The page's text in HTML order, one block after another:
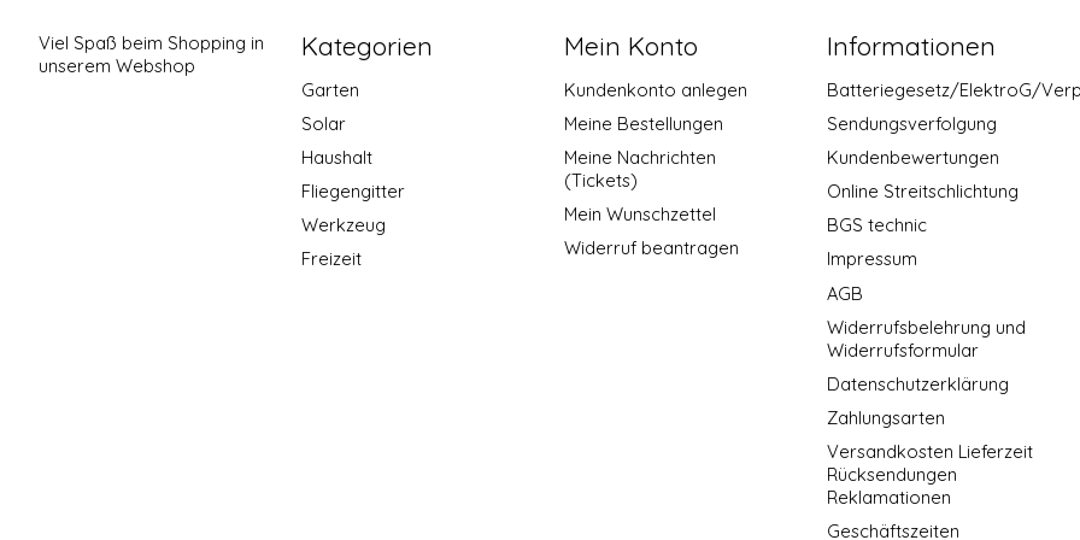
Viel Spaß beim Shopping in
unserem Webshop
Kategorien
Garten
Solar
Haushalt
Fliegengitter
Werkzeug
Freizeit
Mein Konto
Kundenkonto anlegen
Meine Bestellungen
Meine Nachrichten
(Tickets)
Mein Wunschzettel
Widerruf beantragen
Informationen
Batteriegesetz/ElektroG/
Sendungsverfolgung
Kundenbewertungen
Online Streitschlichtung
BGS technic
Impressum
AGB
Widerrufsbelehrung und
Widerrufsformular
Datenschutzerklärung
Zahlungsarten
Versandkosten Lieferzeit
Rücksendungen
Reklamationen
Geschäftszeiten